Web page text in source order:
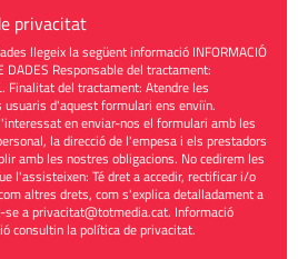
privacitat
llegeix la següent informació INFORMACIÓ
DADES Responsable del tractament:
Finalitat del tractament: Atendre les
usuaris d'aquest formulari ens enviïn.
en enviar-nos el formulari amb les
la direcció de l'empesa i els prestadors
amb les nostres obligacions. No cedirem les
l'assisteixen: Té dret a accedir, rectificar i/o
altres drets, com s'explica detalladament a
se aprivacitat@totmedia.cat. Informació
consultin lapolítica de privacitat.